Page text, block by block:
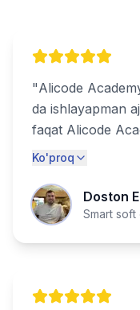
"Alicode
da ishlayapman
faqat Alicode
Ko'proq
Doston
Smart